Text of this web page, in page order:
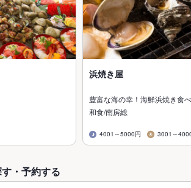
浜焼き屋
豊富な海の幸！海鮮浜焼き食
和食/南房総
4001～5000円 3001～
・予約する